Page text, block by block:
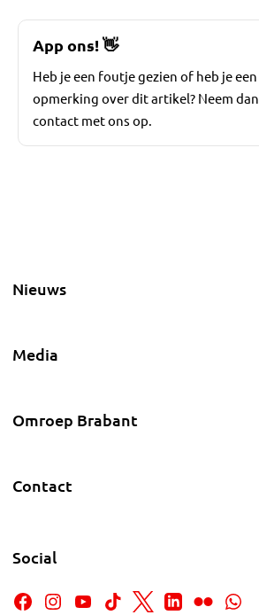
App ons!👋
Heb je een foutje gezien of heb je een
opmerking over dit artikel? Neem dan
contact met ons op.
Nieuws
Media
Omroep Brabant
Contact
Social